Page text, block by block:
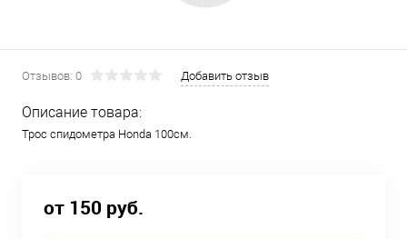
Отзывов: 0 Добавить отзыв
Описание товара:
Трос спидометра Honda 100см.
от 150 руб.